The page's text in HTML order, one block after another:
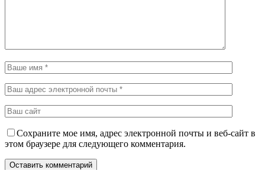
Сохраните мое имя, адрес электронной почты и веб-сайт в
этом браузере для следующего комментария.